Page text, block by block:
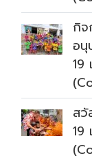
กิ
อนุ
19
สวั
19